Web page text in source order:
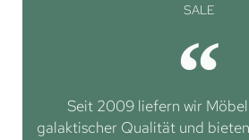
SALE
Seit 2009 liefern wir
galaktischer Qualität und